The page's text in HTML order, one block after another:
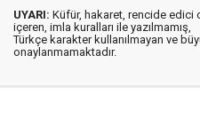
UYARI: Küfür, hakaret, rencide edici
içeren, imla kuralları ile yazılmamış,
Türkçe karakter kullanılmayan ve
onaylanmamaktadır.